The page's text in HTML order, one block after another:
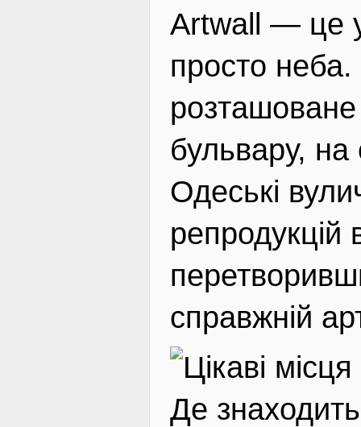
ТРАНСФЕР
ВІДВІДУВАЧАМ
ОГОЛОШЕННЯ
Artwall — це
просто
розташоване
бульвару,
Одеські
репродукцій
справжній
Де